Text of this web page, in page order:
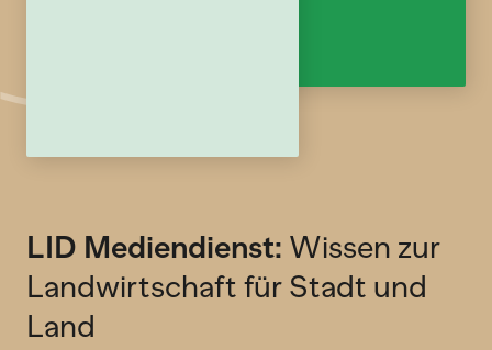
LID Mediendienst: Wissen zur
Landwirtschaft für Stadt und
Land